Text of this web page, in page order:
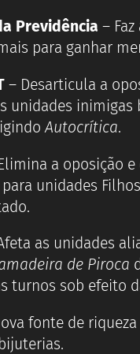
Previdência –
para ganhar
– Desarticula a
unidades inimigas
Autocrítica.
a oposição e
unidades
as unidades
de Piroca
turnos sob efeito
fonte de